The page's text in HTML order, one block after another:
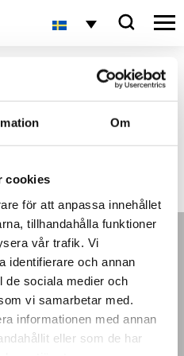
Om
cookies
för att anpassa innehållet
tillhandahålla funktioner
vår trafik. Vi
identifierare och annan
de sociala medier och
vi samarbetar med.
informationen med annan
eller som de har